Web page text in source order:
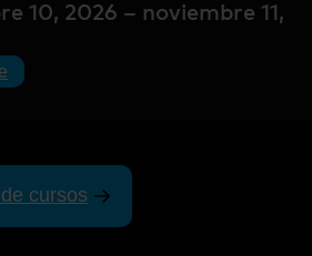
10, 2026 – noviembre 11,
cursos